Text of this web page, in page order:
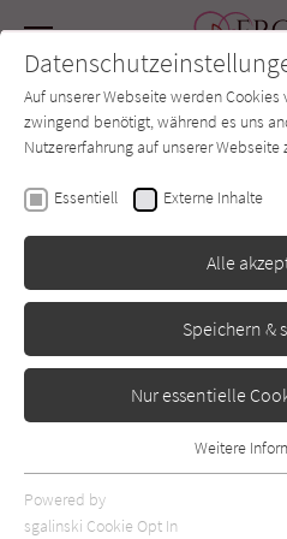
SUCHE Forum
Katia Even
Die Göttin
Splitter Erschienen: Oktober 2023
Auf unserer Webseite werden
zwingend benötigt, während es uns
Nutzererfahrung auf unserer Webseite
Essentiell Externe Inhalte
Alle
Speichern &
Nur essentielle
Essentielle Cookies werden für
Webseite benötigt. Dadurch ist
Weitere
Powered by
sgalinski Cookie Opt In